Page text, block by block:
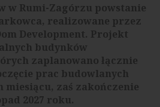
w Rumi-Zagórzu powstanie
realizowane przez
Development. Projekt
budynków
zaplanowano łącznie
prac budowlanych
miesiącu, zaś zakończenie
2027 roku.